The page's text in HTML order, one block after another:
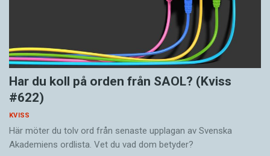
Har du koll på orden från SAOL? (Kviss
#622)
KVISS
Här möter du tolv ord från senaste upplagan av Svenska
Akademiens ordlista. Vet du vad dom betyder?